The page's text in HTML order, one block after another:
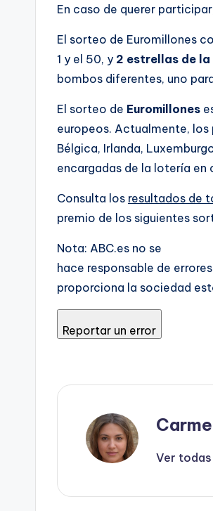
En caso de querer
El sorteo de Euromillones
1 y el 50, y 2 estrellas de la
bombos diferentes, uno
El sorteo de Euromillones
europeos. Actualmente, los
Bélgica, Irlanda,
encargadas de la lotería en
Consulta los resultados de
premio de los siguientes
Nota: ABC.es no se
hace responsable de
proporciona la sociedad
Reportar un error
Ver